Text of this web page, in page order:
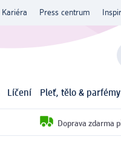
Kariéra Press centrum
Líčení Pleť, tělo & parfémy
Doprava zdarma